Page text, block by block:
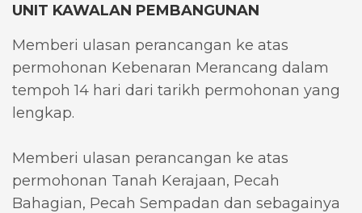
UNIT KAWALAN PEMBANGUNAN
Memberi ulasan perancangan ke atas
permohonan Kebenaran Merancang dalam
tempoh 14 hari dari tarikh permohonan yang
lengkap.
Memberi ulasan perancangan ke atas
permohonan Tanah Kerajaan, Pecah
Bahagian, Pecah Sempadan dan sebagainya